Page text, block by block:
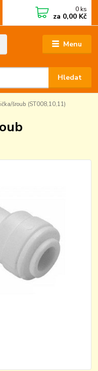
Menu
Hledat
0 ks
za 0,00 Kč
šroub (ST008,10,11)